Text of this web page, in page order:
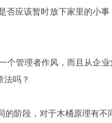
否应该暂时放下家里的小
管理者作风，而且从企业
法吗？
段，对于木桶原理有不